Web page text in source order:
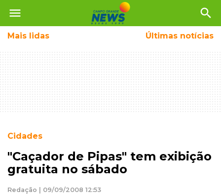
menu search
Mais lidas Últimas notícias
Cidades
"Caçador de Pipas" tem exibição
gratuita no sábado
Redação | 09/09/2008 12:53